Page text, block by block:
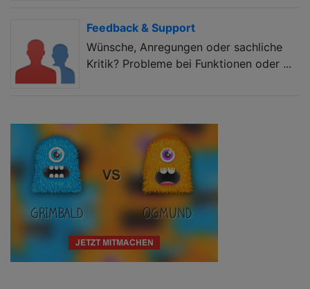
Feedback & Support
Wünsche, Anregungen oder sachliche
Kritik? Probleme bei Funktionen oder ...